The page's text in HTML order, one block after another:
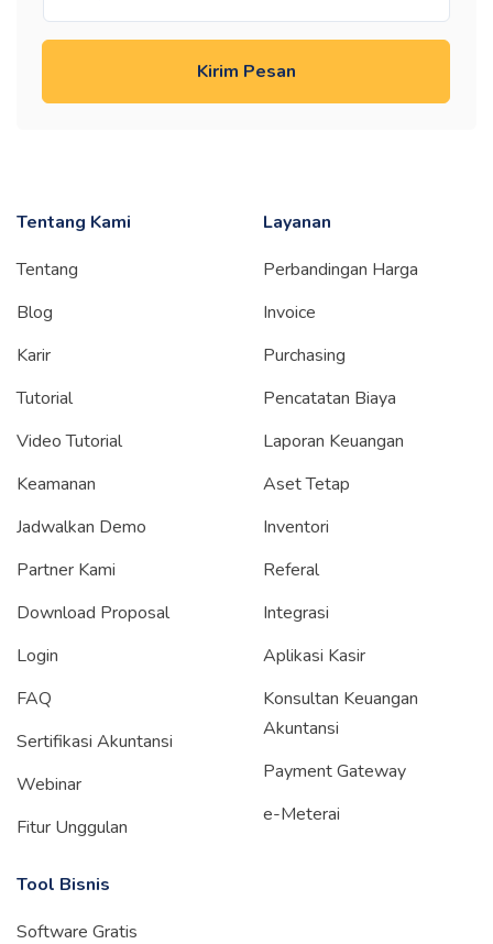
Kirim Pesan
Tentang Kami
Tentang
Blog
Karir
Tutorial
Video Tutorial
Keamanan
Jadwalkan Demo
Partner Kami
Download Proposal
Login
FAQ
Sertifikasi Akuntansi
Webinar
Fitur Unggulan
Layanan
Perbandingan Harga
Invoice
Purchasing
Pencatatan Biaya
Laporan Keuangan
Aset Tetap
Inventori
Referal
Integrasi
Aplikasi Kasir
Konsultan Keuangan
Akuntansi
Payment Gateway
e-Meterai
Tool Bisnis
Software Gratis